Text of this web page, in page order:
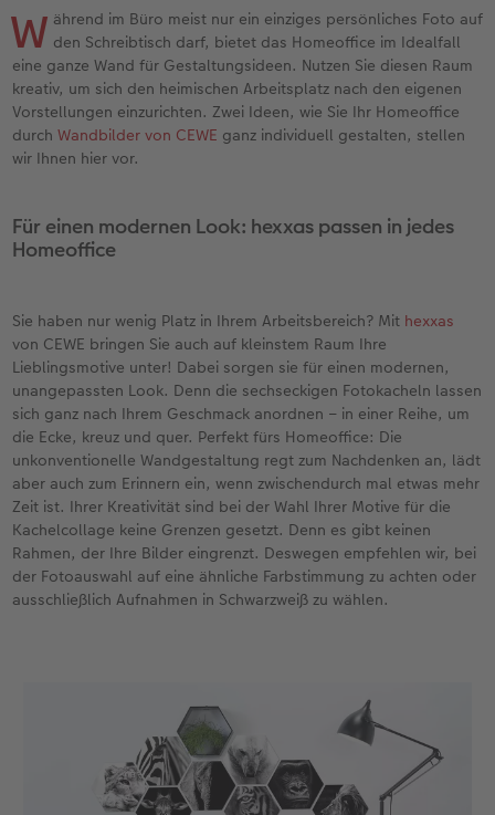
Jahrbuch gestalten
CEWE FOTOBUCH Kids
Panoramaseite
Designvorlagen
Kundenbeispiele
Webinare & VHS
CEWE Forum
CEWE myPhotos
Gestaltungsideen
Anleitungen & Hilfe
Bilderboxen
Premium Poster
Filmentwicklung
Fotosets
Passbild
Scan-Service
Sofortsticker
Analog Services
CEWE myPhotos
Neuheiten
Fotocollage
Photo Streetmap Poster
Acrylglas
Foto auf Holz
Gallery Print
hexxas
Willkommensschild
Wandgestaltung
Mehrteiler
im Wunschformat
Neuheiten
Extras
Dankeskarten Kommunion
Dankeskarten
Urlaubsgrüße
Papierqualitäten
Fotokarten
Postkarten
Karte mit Einsteckfoto
Einzelkarten
Digitale Grußkarte
CEWE myPhotos
Textilien
Schule & Büro
Foto-Geschenkbox
Handyhüllen
Fotokalender
Haustierwelt
Geschenkideen
Kundenbeispiele
CEWE Geschenkgutschein
CEWE myPhotos
Wandkalender mit Design
NEU: Wandkalender Fineline
Kalender-Kundenbeispiele
Extras
Max Case
Smartflip
PopGrip
CEWE myPhotos
nachhaltiger Schenken
Danke sagen
Liebe schenken
Kundenbeispiele
Liebe schenken
Fototipps
Gestaltungsideen
Hochzeit
Familie
Geburtstag
Fotowettbewerbe
Faszination Fotografie
CEWE Community
Neuheiten
App
W ährend im Büro meist nur ein einziges persönliches Foto auf
den Schreibtisch darf, bietet das Homeoffice im Idealfall
eine ganze Wand für Gestaltungsideen. Nutzen Sie diesen Raum
kreativ, um sich den heimischen Arbeitsplatz nach den eigenen
Vorstellungen einzurichten. Zwei Ideen, wie Sie Ihr Homeoffice
durchWandbilder von CEWE ganz individuell gestalten, stellen
wir Ihnen hier vor.
Für einen modernen Look: hexxas passen in jedes
Homeoffice
Sie haben nur wenig Platz in Ihrem Arbeitsbereich? Mit hexxas
von CEWE bringen Sie auch auf kleinstem Raum Ihre
Lieblingsmotive unter! Dabei sorgen sie für einen modernen,
unangepassten Look. Denn die sechseckigen Fotokacheln lassen
sich ganz nach Ihrem Geschmack anordnen – in einer Reihe, um
die Ecke, kreuz und quer. Perfekt fürs Homeoffice: Die
unkonventionelle Wandgestaltung regt zum Nachdenken an, lädt
aber auch zum Erinnern ein, wenn zwischendurch mal etwas mehr
Zeit ist. Ihrer Kreativität sind bei der Wahl Ihrer Motive für die
Kachelcollage keine Grenzen gesetzt. Denn es gibt keinen
Rahmen, der Ihre Bilder eingrenzt. Deswegen empfehlen wir, bei
der Fotoauswahl auf eine ähnliche Farbstimmung zu achten oder
ausschließlich Aufnahmen in Schwarzweiß zu wählen.